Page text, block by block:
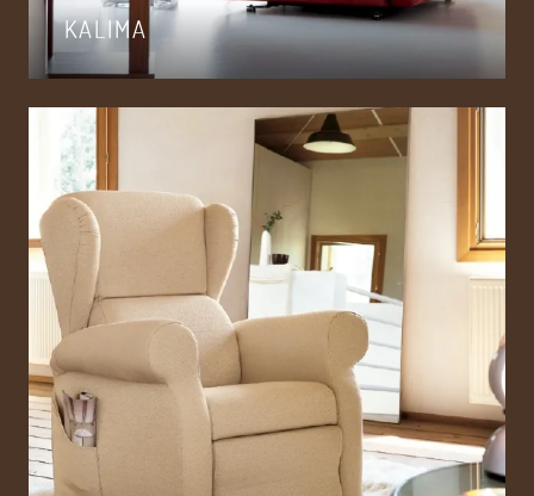
KALIMA